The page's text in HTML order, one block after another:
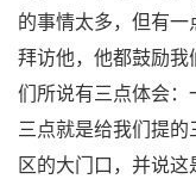
的事情太多，但有
拜访他，他都鼓励我
们所说有三点体会
三点就是给我们提
区的大门口，并说